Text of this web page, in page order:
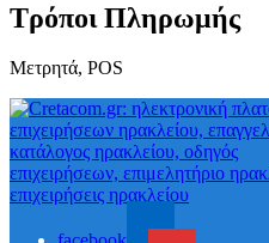
Τρόποι Πληρωμής
Μετρητά, POS